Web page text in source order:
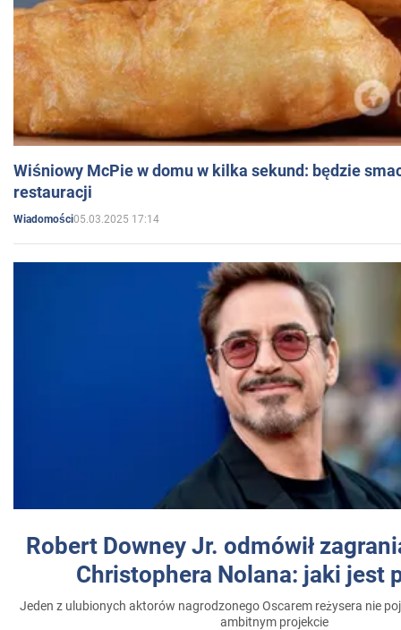
Wiśniowy McPie w domu w kilka sekund: będzie
restauracji
Wiadomości05.03.2025 17:14
Robert Downey Jr. odmówił
Christophera Nolana: jaki jest
Jeden z ulubionych aktorów nagrodzonego Oscarem reżysera nie
ambitnym projekcie